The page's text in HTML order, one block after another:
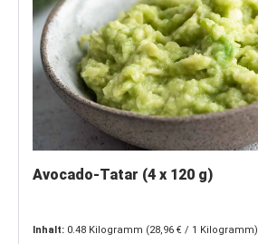
Avocado-Tatar (4 x 120 g)
Inhalt: 0.48 Kilogramm (28,96 € / 1 Kilogramm)